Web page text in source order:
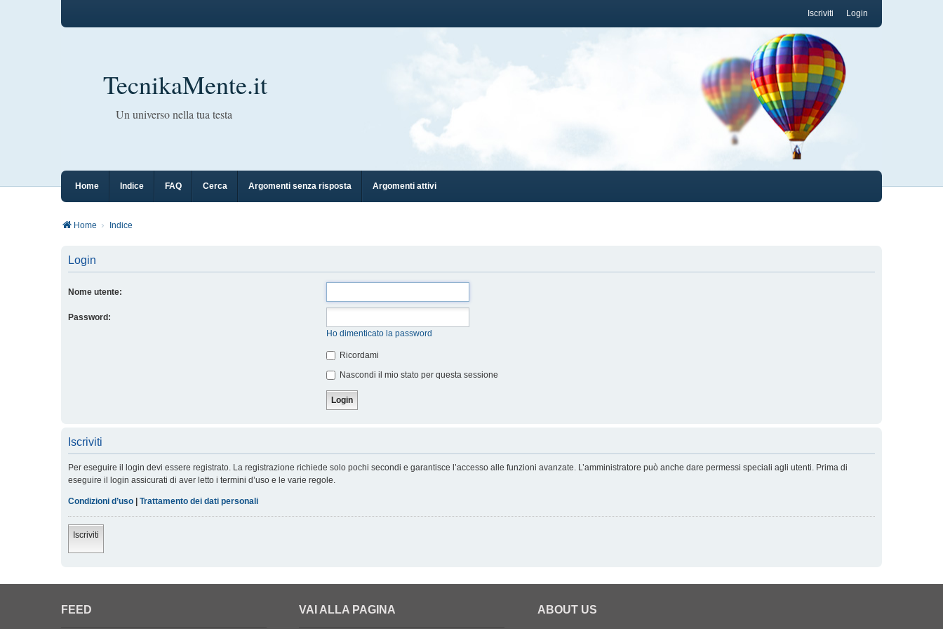
Login
Iscriviti
TecnikaMente.it
Un universo nella tua testa
Home Indice FAQ Cerca Argomenti senza risposta Argomenti attivi
Home Indice
Login
Nome utente:
Password:
Ho dimenticato la password
Ricordami
Nascondi il mio stato per questa sessione
Iscriviti
Per eseguire il login devi essere registrato. La registrazione richiede solo pochi secondi e garantisce l’accesso alle funzioni avanzate. L’amministratore può anche dare permessi speciali agli utenti. Prima di
eseguire il login assicurati di aver letto i termini d’uso e le varie regole.
Condizioni d’uso Trattamento dei dati personali
Iscriviti
FEED VAI ALLA PAGINA ABOUT US